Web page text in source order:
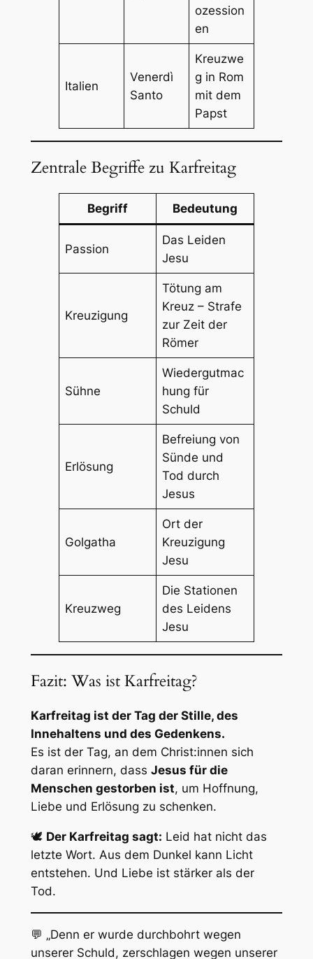
ozession
en
Italien
Venerdì
Santo
Kreuzwe
g in Rom
mit dem
Papst
Zentrale Begriffe zu Karfreitag
Begriff Bedeutung
Passion
Das Leiden
Jesu
Kreuzigung
Tötung am
Kreuz – Strafe
zur Zeit der
Römer
Sühne
Wiedergutmac
hung für
Schuld
Erlösung
Befreiung von
Sünde und
Tod durch
Jesus
Golgatha
Ort der
Kreuzigung
Jesu
Kreuzweg
Die Stationen
des Leidens
Jesu
Fazit: Was ist Karfreitag?
Karfreitag ist der Tag der Stille, des
Innehaltens und des Gedenkens.
Es ist der Tag, an dem Christ:innen sich
daran erinnern, dass Jesus für die
Menschen gestorben ist, um Hoffnung,
Liebe und Erlösung zu schenken.
🕊️ Der Karfreitag sagt: Leid hat nicht das
letzte Wort. Aus dem Dunkel kann Licht
entstehen. Und Liebe ist stärker als der
Tod.
💬 „Denn er wurde durchbohrt wegen
unserer Schuld, zerschlagen wegen unserer